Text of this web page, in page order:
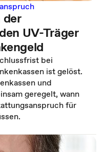
UV-Träger
bei
ist gelöst.
und
geregelt, wann
für